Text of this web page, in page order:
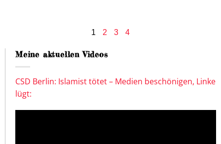
1 2 3 4
Meine aktuellen Videos
CSD Berlin: Islamist tötet – Medien beschönigen, Linke
lügt: